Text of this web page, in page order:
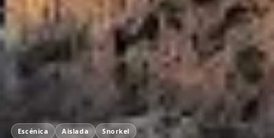
Escénica Aislada Snorkel